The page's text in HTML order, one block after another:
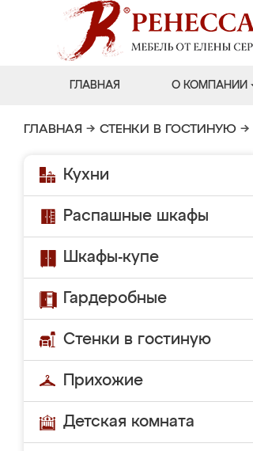
ГЛАВНАЯ О КОМПАНИИ
ГЛАВНАЯ → СТЕНКИ В ГОСТИНУЮ →
Кухни
Распашные шкафы
Шкафы-купе
Гардеробные
Стенки в гостиную
Прихожие
Детская комната